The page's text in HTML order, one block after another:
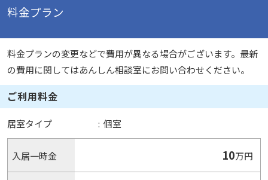
料金プラン
料金プランの変更などで費用が異なる場合がございます。最新
の費用に関してはあんしん相談室にお問い合わせください。
ご利用料金
居室タイプ : 個室
入居一時金 10万円